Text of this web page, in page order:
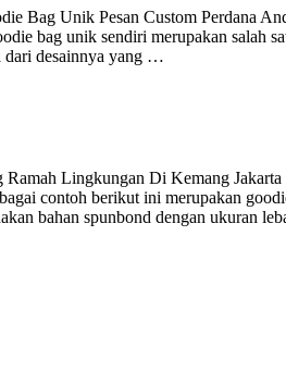
Bag Unik Pesan Custom Perdana
bag unik sendiri merupakan salah
dari desainnya yang …
Lingkungan Di Kemang
contoh berikut ini merupakan
bahan spunbond dengan ukuran